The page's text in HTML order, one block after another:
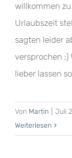
willkommen
Urlaubszeit
sagten leider
versprochen ;)
lieber lassen
Von Martin Juli
Weiterlesen